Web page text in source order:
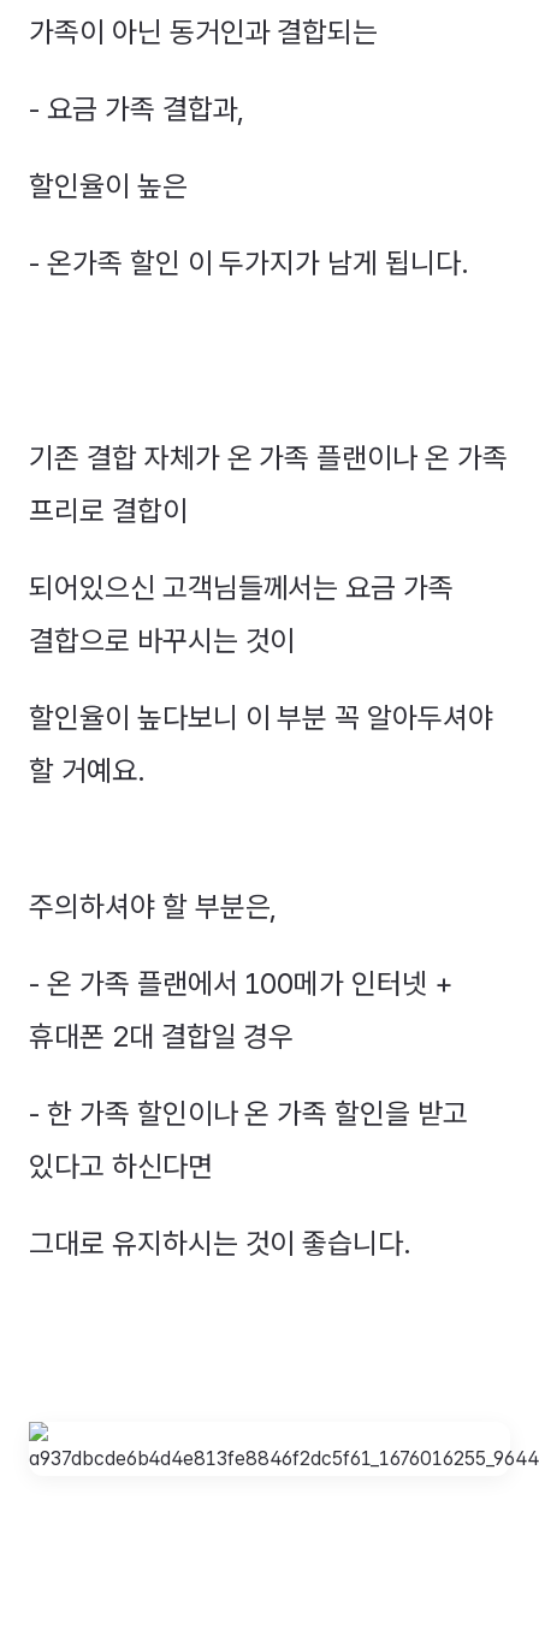
가족이 아닌 동거인과 결합되는
- 요금 가족 결합과,
할인율이 높은
- 온가족 할인 이 두가지가 남게 됩니다.
기존 결합 자체가 온 가족 플랜이나 온 가족
프리로 결합이
되어있으신 고객님들께서는 요금 가족
결합으로 바꾸시는 것이
할인율이 높다보니 이 부분 꼭 알아두셔야
할 거예요.
주의하셔야 할 부분은,
- 온 가족 플랜에서 100메가 인터넷 +
휴대폰 2대 결합일 경우
- 한 가족 할인이나 온 가족 할인을 받고
있다고 하신다면
그대로 유지하시는 것이 좋습니다.